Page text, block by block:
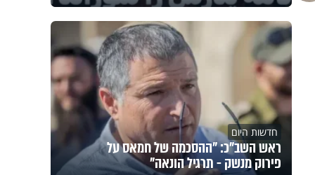
חדשות היום
ראש השב"כ: "ההסכמה של חמאס על
פירוק מנשק - תרגיל הונאה"